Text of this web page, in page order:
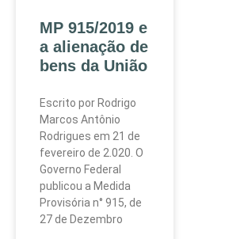
MP 915/2019 e
a alienação de
bens da União
Escrito por Rodrigo
Marcos Antônio
Rodrigues em 21 de
fevereiro de 2.020. O
Governo Federal
publicou a Medida
Provisória n° 915, de
27 de Dezembro